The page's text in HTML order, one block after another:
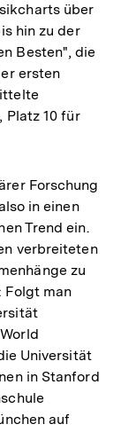
über
hin zu der
Besten", die
ersten
Platz 10 für
Forschung
in einen
Trend ein.
verbreiteten
zu
Folgt man
Universität
in Stanford
auf